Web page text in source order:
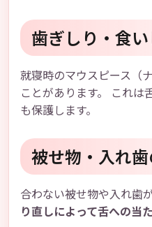
歯ぎしり・食
就寝時のマウスピース（
ことがあります。 これ
も保護します。
被せ物・入れ
合わない被せ物や入れ歯
り直しによって舌への当